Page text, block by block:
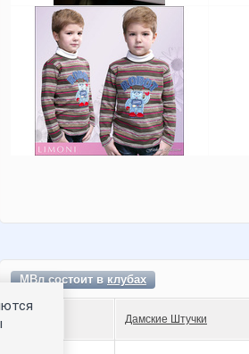
МВл состоит вклубах
Дамские Штучки